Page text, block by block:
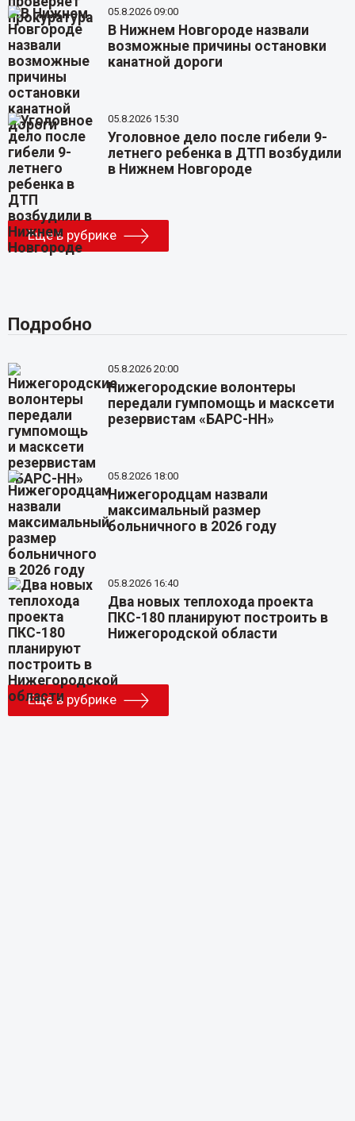
05.8.2026 09:00
В Нижнем Новгороде назвали
возможные причины остановки
канатной дороги
05.8.2026 15:30
Уголовное дело после гибели 9-
летнего ребенка в ДТП возбудили
в Нижнем Новгороде
Еще в рубрике
Подробно
05.8.2026 20:00
Нижегородские волонтеры
передали гумпомощь и масксети
резервистам «БАРС-НН»
05.8.2026 18:00
Нижегородцам назвали
максимальный размер
больничного в 2026 году
05.8.2026 16:40
Два новых теплохода проекта
ПКС-180 планируют построить в
Нижегородской области
Еще в рубрике